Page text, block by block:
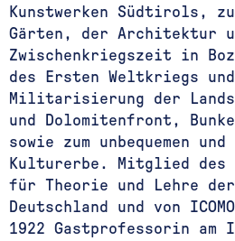
Kunstwerken Südtirols,
Gärten, der Architektur
Zwischenkriegszeit in
des Ersten Weltkriegs
Militarisierung der
und Dolomitenfront,
sowie zum unbequemen
Kulturerbe. Mitglied des
für Theorie und Lehre der
Deutschland und von
1922 Gastprofessorin